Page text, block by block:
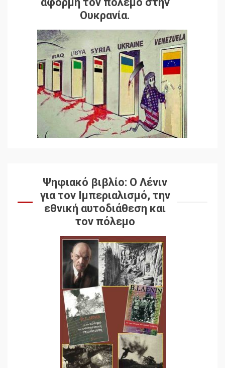
Ουκρανία.
Ψηφιακό βιβλίο: Ο Λένιν
για τον Ιμπεριαλισμό, την
εθνική αυτοδιάθεση και
τον πόλεμο